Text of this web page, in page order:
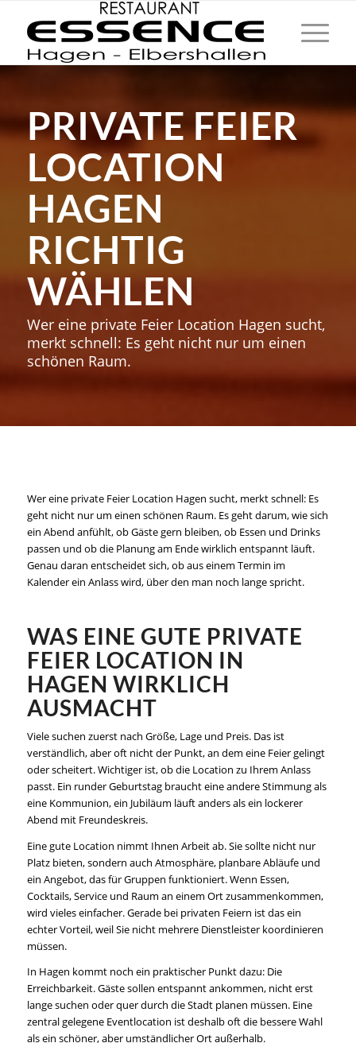
PRIVATE FEIER
LOCATION
HAGEN
RICHTIG
WÄHLEN
Wer eine private Feier Location Hagen sucht,
merkt schnell: Es geht nicht nur um einen
schönen Raum.
Wer eine private Feier Location Hagen sucht, merkt schnell: Es
geht nicht nur um einen schönen Raum. Es geht darum, wie sich
ein Abend anfühlt, ob Gäste gern bleiben, ob Essen und Drinks
passen und ob die Planung am Ende wirklich entspannt läuft.
Genau daran entscheidet sich, ob aus einem Termin im
Kalender ein Anlass wird, über den man noch lange spricht.
WAS EINE GUTE PRIVATE
FEIER LOCATION IN
HAGEN WIRKLICH
AUSMACHT
Viele suchen zuerst nach Größe, Lage und Preis. Das ist
verständlich, aber oft nicht der Punkt, an dem eine Feier gelingt
oder scheitert. Wichtiger ist, ob die Location zu Ihrem Anlass
passt. Ein runder Geburtstag braucht eine andere Stimmung als
eine Kommunion, ein Jubiläum läuft anders als ein lockerer
Abend mit Freundeskreis.
Eine gute Location nimmt Ihnen Arbeit ab. Sie sollte nicht nur
Platz bieten, sondern auch Atmosphäre, planbare Abläufe und
ein Angebot, das für Gruppen funktioniert. Wenn Essen,
Cocktails, Service und Raum an einem Ort zusammenkommen,
wird vieles einfacher. Gerade bei privaten Feiern ist das ein
echter Vorteil, weil Sie nicht mehrere Dienstleister koordinieren
müssen.
In Hagen kommt noch ein praktischer Punkt dazu: Die
Erreichbarkeit. Gäste sollen entspannt ankommen, nicht erst
lange suchen oder quer durch die Stadt planen müssen. Eine
zentral gelegene Eventlocation ist deshalb oft die bessere Wahl
als ein schöner, aber umständlicher Ort außerhalb.